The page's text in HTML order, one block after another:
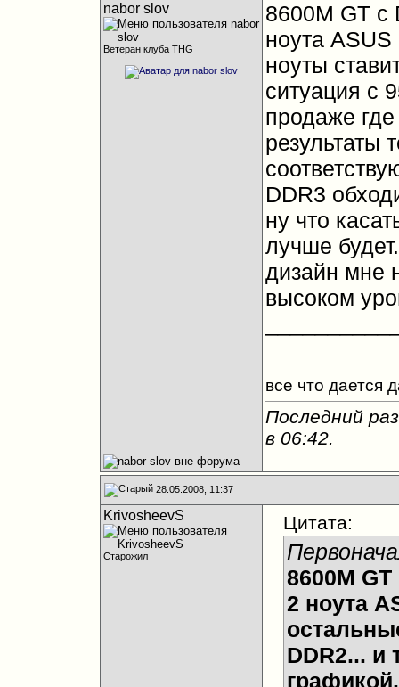
nabor slov
Ветеран клуба THG
8600M GT с
ноута
ноуты
ситуация с
продаже
результаты
DDR3
ну что
лучше
дизайн мне
высоком
все что дается
Последний
в 06:42.
28.05.2008, 11:37
KrivosheevS
Старожил
Цитата:
8600M
2 ноута
DDR2... и